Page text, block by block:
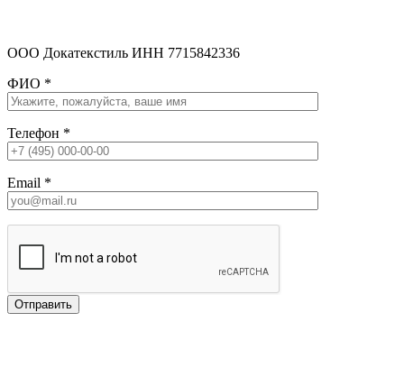
ООО Докатекстиль ИНН 7715842336
ФИО *
Телефон *
Email *